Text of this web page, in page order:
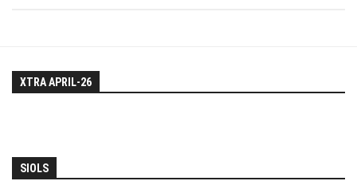
XTRA APRIL-26
SIOLS